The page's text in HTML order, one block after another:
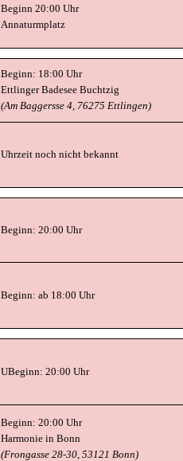
Beginn 20:00 Uhr
Annaturmplatz
Beginn: 18:00 Uhr
Ettlinger Badesee Buchtzig
(Am Baggersse 4, 76275 Ettlingen)
Uhrzeit noch nicht bekannt
Beginn: 20:00 Uhr
Beginn: ab 18:00 Uhr
UBeginn: 20:00 Uhr
Beginn: 20:00 Uhr
Harmonie in Bonn
(Frongasse 28-30, 53121 Bonn)